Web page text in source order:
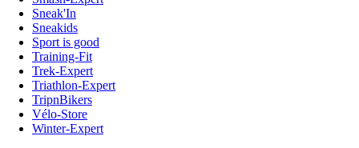
Sneak'In
Sneakids
Sport is good
Training-Fit
Trek-Expert
Triathlon-Expert
TripnBikers
Vélo-Store
Winter-Expert